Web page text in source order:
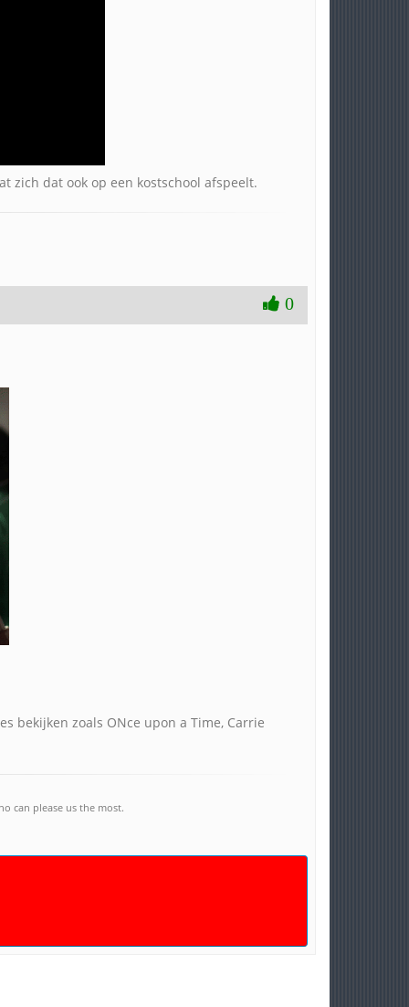
zich dat ook op een kostschool afspeelt.
0
bekijken zoals ONce upon a Time, Carrie
can please us the most.